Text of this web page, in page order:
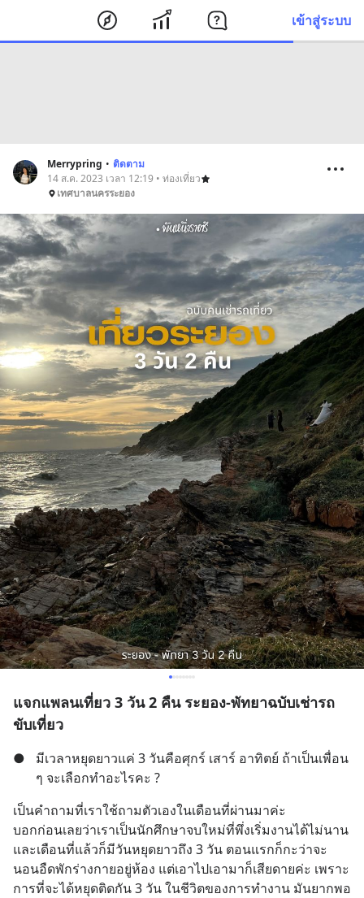
เข้าสู่ระบบ
Merrypring • ติดตาม
14 ส.ค. 2023 เวลา 12:19 • ท่องเที่ยว
เทศบาลนครระยอง
แจกแพลนเที่ยว 3 วัน 2 คืน ระยอง-พัทยาฉบับเช่ารถ
ขับเที่ยว
●
มีเวลาหยุดยาวแค่ 3 วันคือศุกร์ เสาร์ อาทิตย์ ถ้าเป็นเพื่อน
ๆ จะเลือกทำอะไรคะ ?
เป็นคำถามที่เราใช้ถามตัวเองในเดือนที่ผ่านมาค่ะ
บอกก่อนเลยว่าเราเป็นนักศึกษาจบใหม่ที่พึ่งเริ่มงานได้ไม่นาน
และเดือนที่แล้วก็มีวันหยุดยาวถึง 3 วัน ตอนแรกก็กะว่าจะ
นอนอืดพักร่างกายอยู่ห้อง แต่เอาไปเอามาก็เสียดายค่ะ เพราะ
การที่จะได้หยุดติดกัน 3 วัน ในชีวิตของการทำงาน มันยากพอ